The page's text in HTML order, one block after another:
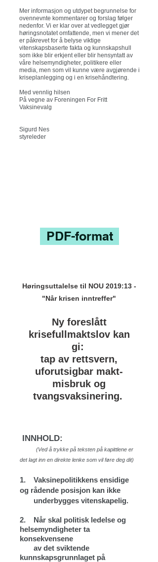
Mer informasjon og utdypet begrunnelse for
ovennevnte kommentarer og forslag følger
nedenfor. Vi er klar over at vedlegget gjør
høringsnotatet omfattende, men vi mener det
er påkrevet for å belyse viktige
vitenskapsbaserte fakta og kunnskapshull
som ikke blir erkjent eller blir hensyntatt av
våre helsemyndigheter, politikere eller
media, men som vil kunne være avgjørende i
kriseplanlegging og i en krisehåndtering.
Med vennlig hilsen
På vegne av Foreningen For Fritt
Vaksinevalg
Sigurd Nes
styreleder
PDF-format
Høringsuttalelse til NOU 2019:13 -
"Når krisen inntreffer"
Ny foreslått
krisefullmaktslov kan
gi:
tap av rettsvern,
uforutsigbar makt-
misbruk og
tvangsvaksinering.
INNHOLD:
(Ved å trykke på teksten på kapittlene er
det lagt inn en direkte lenke som vil føre deg dit)
1. Vaksinepolitikkens ensidige
og rådende posisjon kan ikke
underbygges vitenskapelig.
2. Når skal politisk ledelse og
helsemyndigheter ta
konsekvensene
av det sviktende
kunnskapsgrunnlaget på